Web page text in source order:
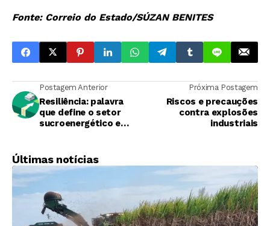
Fonte: Correio do Estado/SÚZAN BENITES
Postagem Anterior
Resiliência: palavra
que define o setor
sucroenergético em
Próxima Postagem
Riscos e precauções
contra explosões
industriais
Últimas notícias